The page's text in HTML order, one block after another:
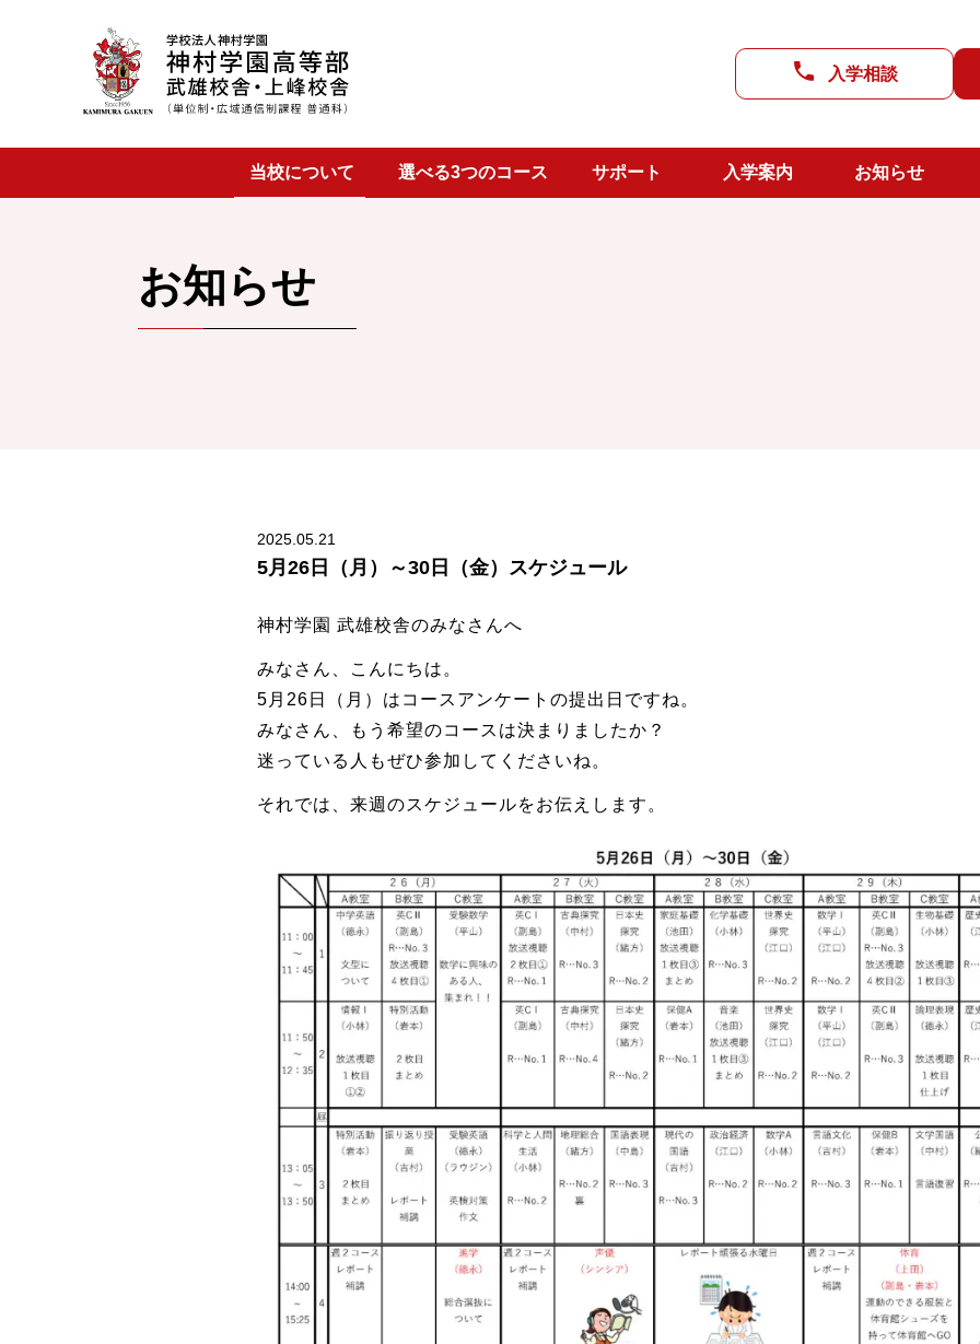
入学相談
当校について
上峰校舎 選べる3つのコース サポート
生活支援 入学案内
上峰校舎 お知らせ
お知らせ
2025.05.21
5月26日（月）～30日（金）スケジュール
神村学園 武雄校舎のみなさんへ
みなさん、こんにちは。
5月26日（月）はコースアンケートの提出日ですね。
みなさん、もう希望のコースは決まりましたか？
迷っている人もぜひ参加してくださいね。
それでは、来週のスケジュールをお伝えします。